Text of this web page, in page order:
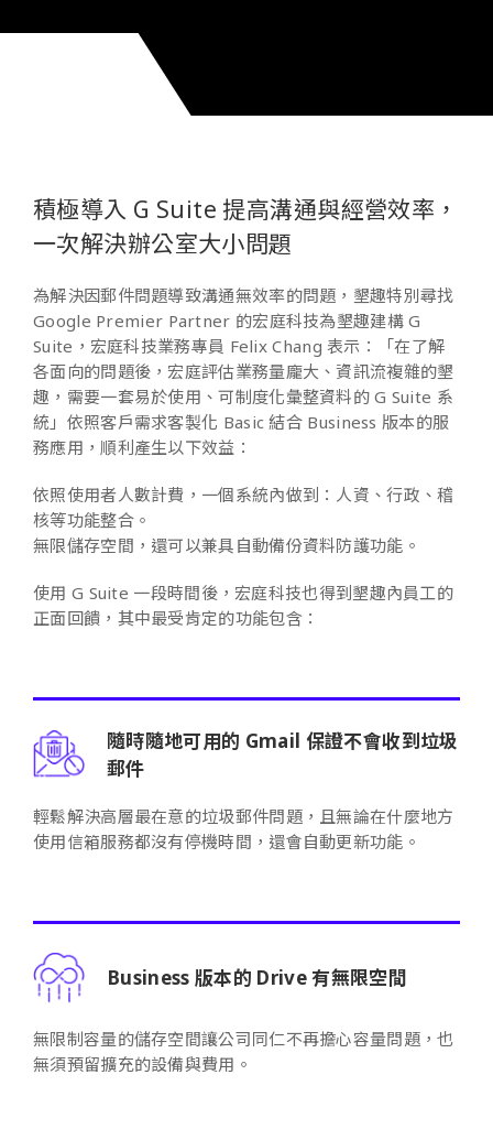
積極導入 G Suite 提高溝通與經營效率，
一次解決辦公室大小問題
為解決因郵件問題導致溝通無效率的問題，墾趣特別尋找
Google Premier Partner 的宏庭科技為墾趣建構 G
Suite，宏庭科技業務專員 Felix Chang 表示：「在了解
各面向的問題後，宏庭評估業務量龐大、資訊流複雜的墾
趣，需要一套易於使用、可制度化彙整資料的 G Suite 系
統」依照客戶需求客製化 Basic 結合 Business 版本的服
務應用，順利產生以下效益：
依照使用者人數計費，一個系統內做到：人資、行政、稽
核等功能整合。
無限儲存空間，還可以兼具自動備份資料防護功能。
使用 G Suite 一段時間後，宏庭科技也得到墾趣內員工的
正面回饋，其中最受肯定的功能包含：
隨時隨地可用的 Gmail 保證不會收到垃圾
郵件
輕鬆解決高層最在意的垃圾郵件問題，且無論在什麼地方
使用信箱服務都沒有停機時間，還會自動更新功能。
Business 版本的 Drive 有無限空間
無限制容量的儲存空間讓公司同仁不再擔心容量問題，也
無須預留擴充的設備與費用。